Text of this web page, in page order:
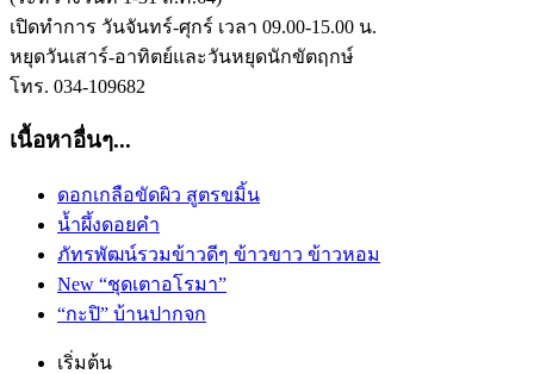
เปิดทำการ วันจันทร์-ศุกร์ เวลา 09.00-15.00 น.
หยุดวันเสาร์-อาทิตย์และวันหยุดนักขัตฤกษ์
โทร. 034-109682
เนื้อหาอื่นๆ...
ดอกเกลือขัดผิว สูตรขมิ้น
น้ำผึ้งดอยคำ
ภัทรพัฒน์รวมข้าวดีๆ ข้าวขาว ข้าวหอม
New “ชุดเตาอโรมา”
“กะปิ” บ้านปากจก
เริ่มต้น